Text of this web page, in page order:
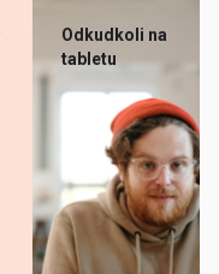
Odkudkoli na
tabletu